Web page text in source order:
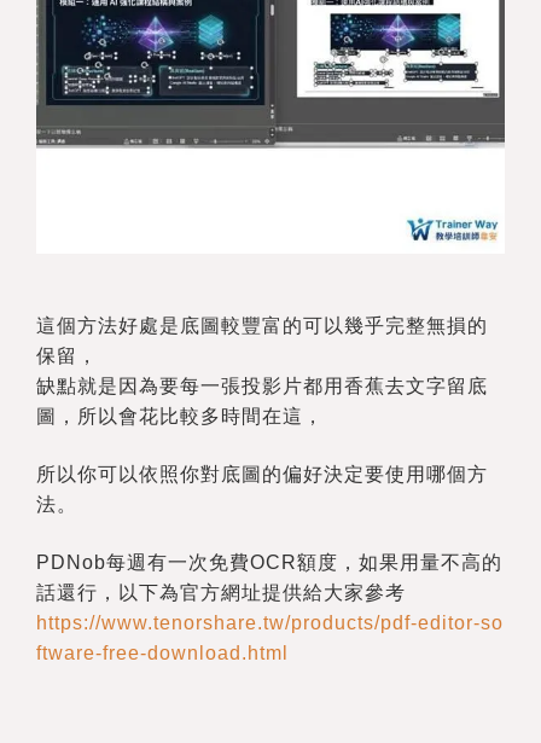
這個方法好處是底圖較豐富的可以幾乎完整無損的
保留，
缺點就是因為要每一張投影片都用香蕉去文字留底
圖，所以會花比較多時間在這，
所以你可以依照你對底圖的偏好決定要使用哪個方
法。
PDNob每週有一次免費OCR額度，如果用量不高的
話還行，以下為官方網址提供給大家參考
https://www.tenorshare.tw/products/pdf-editor-so
ftware-free-download.html